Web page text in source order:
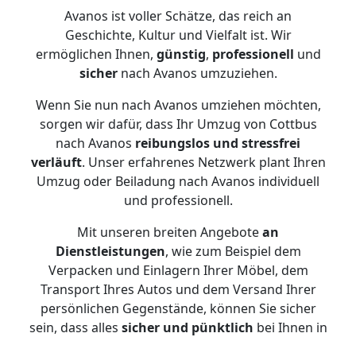
Avanos ist voller Schätze, das reich an
Geschichte, Kultur und Vielfalt ist. Wir
ermöglichen Ihnen, günstig, professionell und
sichernach Avanos umzuziehen.
Wenn Sie nun nach Avanos umziehen möchten,
sorgen wir dafür, dass Ihr Umzug von Cottbus
nach Avanos reibungslos und stressfrei
verläuft. Unser erfahrenes Netzwerk plant Ihren
Umzug oder Beiladung nach Avanos individuell
und professionell.
Mit unseren breiten Angebotean
Dienstleistungen, wie zum Beispiel dem
Verpacken und Einlagern Ihrer Möbel, dem
Transport Ihres Autos und dem Versand Ihrer
persönlichen Gegenstände, können Sie sicher
sein, dass alles sicher und pünktlich bei Ihnen in